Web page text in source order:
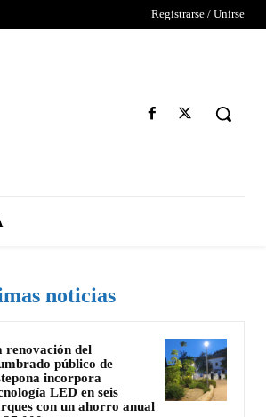
Registrarse / Unirse
noticias
renovación del
público de
incorpora
LED en seis
con un ahorro anual